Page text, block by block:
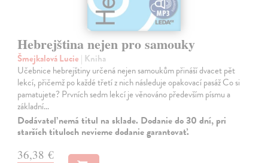
Hebrejština nejen pro samouky
Šmejkalová Lucie | Kniha
Učebnice hebrejštiny určená nejen samoukům přináší dvacet pět
lekcí, přičemž po každé třetí z nich následuje opakovací pasáž Co si
pamatujete? Prvních sedm lekcí je věnováno především písmu a
základní…
Dodávateľ nemá titul na sklade. Dodanie do 30 dní, pri
starších tituloch nevieme dodanie garantovať.
36,38 €